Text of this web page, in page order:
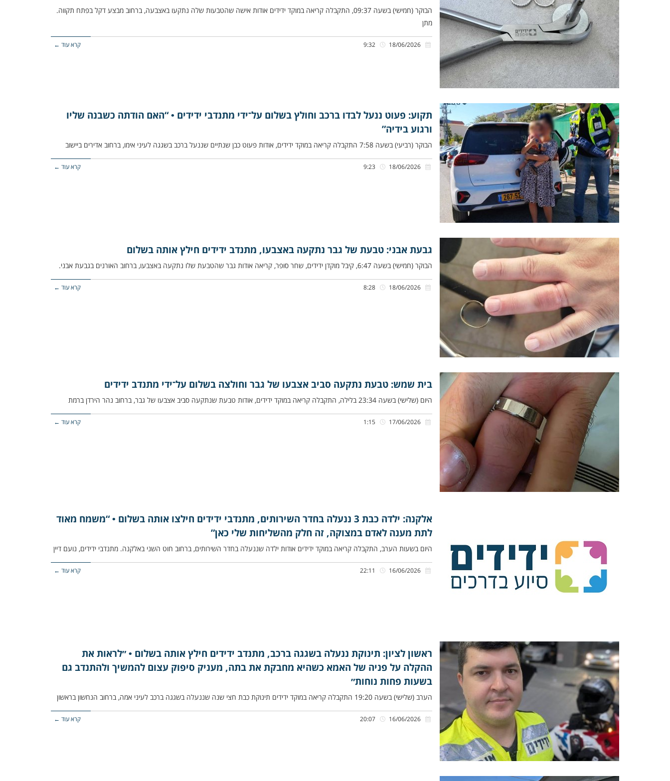
הבוקר (חמישי) בשעה 09:37, התקבלה קריאה במוקד ידידים אודות אישה שהטבעות שלה נתקעו באצבעה, ברחוב מבצע דקל בפתח תקווה.
מתן
קרא עוד ←
תקוע: פעוט ננעל לבדו ברכב וחולץ בשלום על־ידי מתנדבי ידידים • “האם הודתה כשבנה שליו
ורגוע בידיה”
הבוקר (רביעי) בשעה 7:58 התקבלה קריאה במוקד ידידים, אודות פעוט כבן שנתיים שננעל ברכב בשגגה לעיני אימו, ברחוב אדירים ביישוב
קרא עוד ←
גבעת אבני: טבעת של גבר נתקעה באצבעו, מתנדב ידידים חילץ אותה בשלום
הבוקר (חמישי) בשעה 6:47, קיבל מוקדן ידידים, שחר סופר, קריאה אודות גבר שהטבעת שלו נתקעה באצבעו, ברחוב האורנים בגבעת אבני.
קרא עוד ←
בית שמש: טבעת נתקעה סביב אצבעו של גבר וחולצה בשלום על־ידי מתנדב ידידים
היום (שלישי) בשעה 23:34 בלילה, התקבלה קריאה במוקד ידידים, אודות טבעת שנתקעה סביב אצבעו של גבר, ברחוב נהר הירדן ברמת
קרא עוד ←
אלקנה: ילדה כבת 3 ננעלה בחדר השירותים, מתנדבי ידידים חילצו אותה בשלום • “משמח מאוד
לתת מענה לאדם במצוקה, זה חלק מהשליחות שלי כאן”
היום בשעות הערב, התקבלה קריאה במוקד ידידים אודות ילדה שננעלה בחדר השירותים, ברחוב חוט השני באלקנה. מתנדבי ידידים, נועם דיין
קרא עוד ←
ראשון לציון: תינוקת ננעלה בשגגה ברכב, מתנדב ידידים חילץ אותה בשלום • ״לראות את
ההקלה על פניה של האמא כשהיא מחבקת את בתה, מעניק סיפוק עצום להמשיך ולהתנדב גם
בשעות פחות נוחות״
הערב (שלישי) בשעה 19:20 התקבלה קריאה במוקד ידידים תינוקת כבת חצי שנה שננעלה בשגגה ברכב לעיני אמה, ברחוב הנחשון בראשון
קרא עוד ←